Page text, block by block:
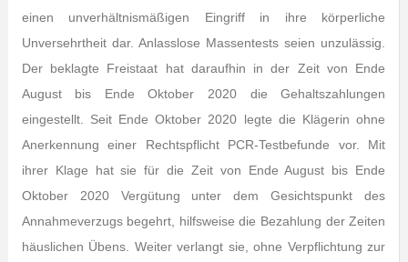
einen unverhältnismäßigen Eingriff in ihre körperliche
Unversehrtheit dar. Anlasslose Massentests seien unzulässig.
Der beklagte Freistaat hat daraufhin in der Zeit von Ende
August bis Ende Oktober 2020 die Gehaltszahlungen
eingestellt. Seit Ende Oktober 2020 legte die Klägerin ohne
Anerkennung einer Rechtspflicht PCR-Testbefunde vor. Mit
ihrer Klage hat sie für die Zeit von Ende August bis Ende
Oktober 2020 Vergütung unter dem Gesichtspunkt des
Annahmeverzugs begehrt, hilfsweise die Bezahlung der Zeiten
häuslichen Übens. Weiter verlangt sie, ohne Verpflichtung zur